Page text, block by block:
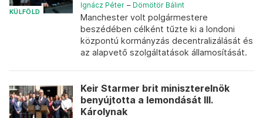
KÜLFÖLD
Ignácz Péter – Dömötör Bálint
Manchester volt polgármestere
beszédében célként tűzte ki a londoni
központú kormányzás decentralizálását és
az alapvető szolgáltatások államosítását.
Keir Starmer brit miniszterelnök
benyújtotta a lemondását III.
Károlynak